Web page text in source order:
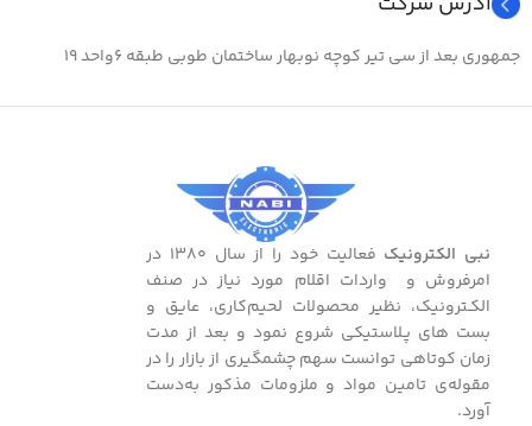
جمهوری بعد از سی تیر کوچه نوبهار ساختمان طوبی طبقه ۶واحد ۱۹
نبی الکترونیک
فعالیت خود را از سال ۱۳۸۰ در
امرفروش و واردات اقلام مورد نیاز در صنف
الکـترونیک، نظیر محصولات لحیم‌کاری، عایق و
بست ‌های پـلاستیکی شروع نمود و بعد از مدت
زمان کوتاهی توانست سهم چشمگیری از بازار را در
مقوله‌ی تامین مواد و ملزومات مذکور به‌دست
آورد.